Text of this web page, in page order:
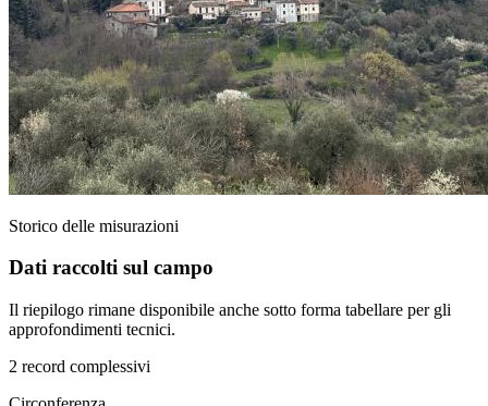
Storico delle misurazioni
Dati raccolti sul campo
Il riepilogo rimane disponibile anche sotto forma tabellare per gli
approfondimenti tecnici.
2 record complessivi